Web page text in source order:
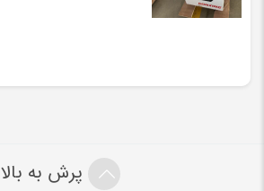
پرش به بالا